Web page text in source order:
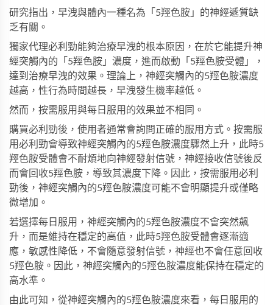
研究指出，早洩與體內一種名為「5羥色胺」的神經遞質缺
乏有關。
獨家代理必利勁能夠治療早洩的根本原因，在於它能提升神
經突觸內的「5羥色胺」濃度，進而啟動「5羥色胺受體」，
達到治療早洩的效果。理論上，神經突觸內的5羥色胺濃度
越高，性行為時間越長，早洩發生機率越低。
然而，按需服用與每日服用的效果並不相同。
購買必利勁後，使用者通常會詢問正確的服用方式。按需服
用必利勁會導致神經突觸內的5羥色胺濃度驟然上升，此時5
羥色胺受體會不耐煩地向神經發射信號，神經接收信號後反
而會回收5羥色胺，導致其濃度下降。因此，按需服用必利
勁後，神經突觸內的5羥色胺濃度可能不會明顯提升或僅略
微增加。
若選擇每日服用，神經突觸內的5羥色胺濃度不會突然飆
升，而是維持在穩定的高值，此時5羥色胺受體會逐漸適
應，敏感性降低，不會隨意發射信號，神經也不會任意回收
5羥色胺。因此，神經突觸內的5羥色胺濃度能保持在穩定的
高水準。
由此可知，從神經突觸內的5羥色胺濃度來看，每日服用的